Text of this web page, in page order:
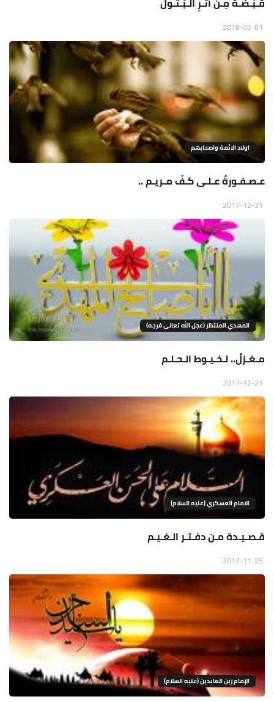
اولاد الائمة واصحابهم
عـصـفـورةٌ عـلـى كـفّ مـريـم ..
المهدي المنتظر (عجل الله تعالى فرجه)
مـغـزلٌ.. لـخـيـوط الـحـلـم
الامام العسكري (عليه السلام)
قـصـيـدة مـن دفـتـر الـغـيـم
الإمام زين العابدين (عليه السلام)